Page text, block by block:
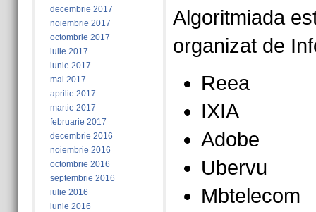
decembrie 2017
noiembrie 2017
octombrie 2017
iulie 2017
iunie 2017
mai 2017
aprilie 2017
martie 2017
februarie 2017
decembrie 2016
noiembrie 2016
octombrie 2016
septembrie 2016
iulie 2016
iunie 2016
Algoritmiada
organizat de
Reea
IXIA
Adobe
Ubervu
Mbtelecom